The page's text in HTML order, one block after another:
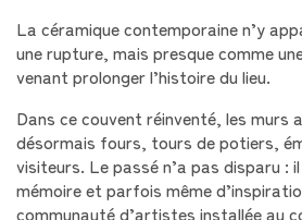
La céramique contemporaine n’y
une rupture, mais presque comme
venant prolonger l’histoire du lieu.
Dans ce couvent réinventé, les murs
désormais fours, tours de potiers,
visiteurs. Le passé n’a pas disparu :
mémoire et parfois même
communauté d’artistes installée au